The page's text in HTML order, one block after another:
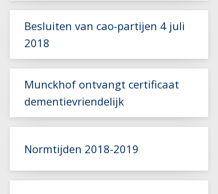
Lees meer
Besluiten van cao-partijen 4 juli
2018
Munckhof ontvangt certificaat
dementievriendelijk
Normtijden 2018-2019